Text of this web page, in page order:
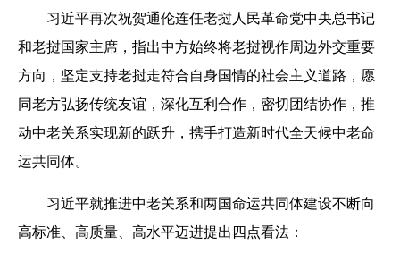
习近平再次祝贺通伦连任老挝人民革命党中央总书记
和老挝国家主席，指出中方始终将老挝视作周边外交重要
方向，坚定支持老挝走符合自身国情的社会主义道路，愿
同老方弘扬传统友谊，深化互利合作，密切团结协作，推
动中老关系实现新的跃升，携手打造新时代全天候中老命
运共同体。
习近平就推进中老关系和两国命运共同体建设不断向
高标准、高质量、高水平迈进提出四点看法：